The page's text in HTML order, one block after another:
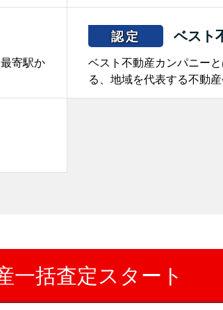
寄駅か
認定 ベスト
ベスト不動産カンパニー
る、地域を代表する不動産
一括査定スタート